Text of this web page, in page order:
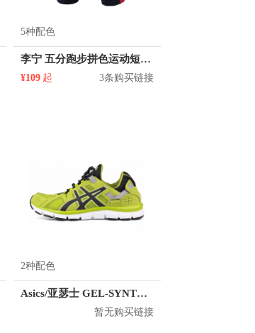
5种配色
李宁 五分跑步拼色运动短裤 AKQM057
¥109 起 3条购买链接
2种配色
Asics/亚瑟士 GEL-SYNTHESIS 训练鞋
暂无购买链接